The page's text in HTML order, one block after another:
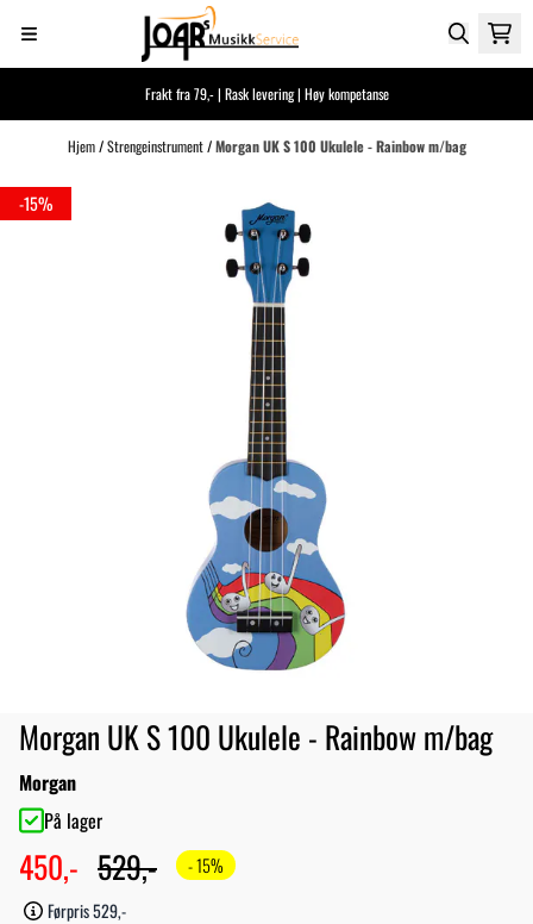
Hopp til innhold
Frakt fra 79,- | Rask levering | Høy kompetanse
Hjem/Strengeinstrument/Morgan UK S 100 Ukulele - Rainbow m/bag
-15%
Morgan UK S 100 Ukulele - Rainbow m/bag
Morgan
På lager
450,- 529,-
- 15%
Førpris 529,-